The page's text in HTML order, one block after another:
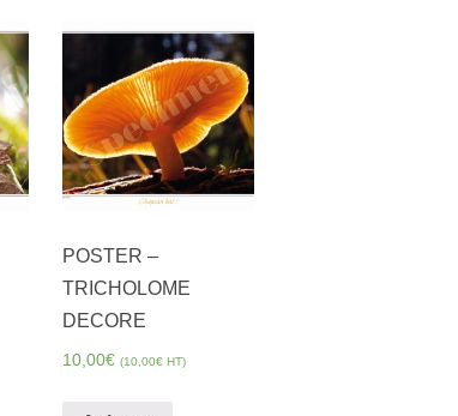
POSTER –
TRICHOLOME
DECORE
10,00€ (10,00€HT)